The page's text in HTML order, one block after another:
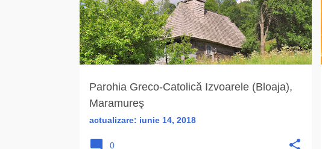
Parohia Greco-Catolică Izvoarele (Bloaja),
Maramureş
actualizare: iunie 14, 2018
0